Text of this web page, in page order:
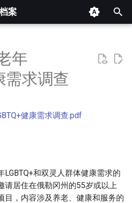
案
年
需求调查
健康需求调查.pdf
和双灵人群体健康需求的
请居住在俄勒冈州的55岁或以上
目，内容涉及养老、健康和服务的